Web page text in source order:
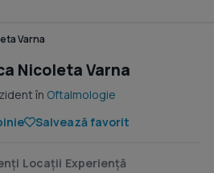
Varna
Nicoleta Varna
în Oftalmologie
Salvează favorit
Locații Experiență